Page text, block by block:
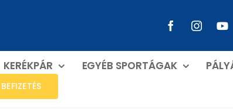
KERÉKPÁR EGYÉB SPORTÁGAK